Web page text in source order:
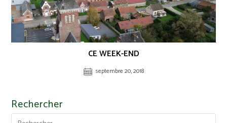
CE WEEK-END
septembre 20, 2018
Rechercher